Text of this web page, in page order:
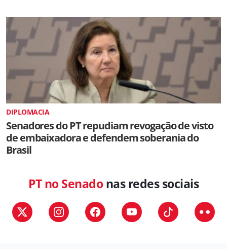
DIPLOMACIA
Senadores do PT repudiam revogação de visto
de embaixadora e defendem soberania do
Brasil
PT no Senadonas redes sociais